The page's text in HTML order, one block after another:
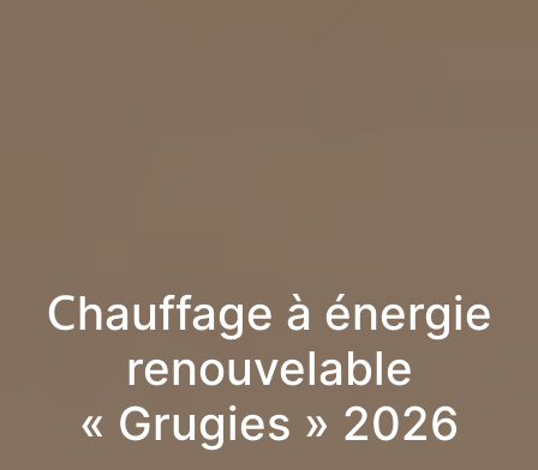
Chauffage à énergie
renouvelable
« Grugies » 2026